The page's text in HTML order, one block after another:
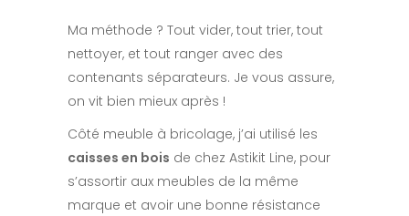
Ma méthode ? Tout vider, tout trier, tout
nettoyer, et tout ranger avec des
contenants séparateurs. Je vous assure,
on vit bien mieux après !
Côté meuble à bricolage, j’ai utilisé les
caisses en bois de chez Astikit Line, pour
s’assortir aux meubles de la même
marque et avoir une bonne résistance